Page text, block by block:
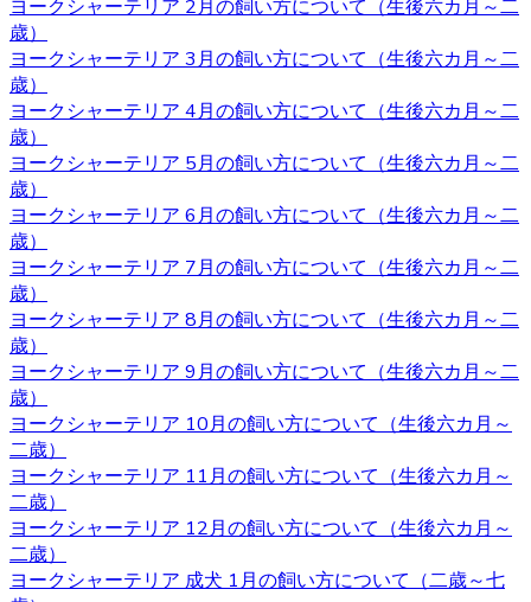
があり、女の子の場合は避妊手術をしないと発情期に血が
出たり、妊娠の危険性があることがあります。 いずれの場
合も性格は飼い主の育て方次第なので、もしフィーリング
が合って気に入った子がいた場合には性別はそれほど重要
ではないでしょう。
2020.10.30
ヨークシャーテリアは体が小さいため、室内で遊び回るだ
けで十分な運動になります。高齢者など毎日散歩に連れて
行ってあげられるか不安な人にもおすすめです。しかし、
ヨークシャテリアのストレス発散のためにも、週何回かは
軽めの散歩に連れていってあげるのが良いでしょう。何か
わからないことがありましたら、ヨークシャーテリア専門
のブリーダー・ベベドール にご相談ください。
2020.10.23
ブリーダーから子犬をお迎えする利点は、ペットショップ
とは異なりブリーダーが一匹一匹の健康状態や性格などを
きちんと把握しているというところです。また、育て方な
どで不安があるときには直接ブリーダーに確認することが
できます。子犬を飼うのであれば、お迎えはブリーダーか
らするのが一番です。ベベドールはヨークシャーテリア専
ヨークシャーテリア 2月の飼い方について（生後六カ月～二
歳）
ヨークシャーテリア 3月の飼い方について（生後六カ月～二
歳）
ヨークシャーテリア 4月の飼い方について（生後六カ月～二
歳）
ヨークシャーテリア 5月の飼い方について（生後六カ月～二
歳）
ヨークシャーテリア 6月の飼い方について（生後六カ月～二
歳）
ヨークシャーテリア 7月の飼い方について（生後六カ月～二
歳）
ヨークシャーテリア 8月の飼い方について（生後六カ月～二
歳）
ヨークシャーテリア 9月の飼い方について（生後六カ月～二
歳）
ヨークシャーテリア 10月の飼い方について（生後六カ月～
二歳）
ヨークシャーテリア 11月の飼い方について（生後六カ月～
二歳）
ヨークシャーテリア 12月の飼い方について（生後六カ月～
二歳）
ヨークシャーテリア 成犬 1月の飼い方について（二歳～七